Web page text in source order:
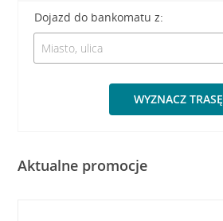
Dojazd do bankomatu z:
WYZNACZ TRASĘ
Aktualne promocje